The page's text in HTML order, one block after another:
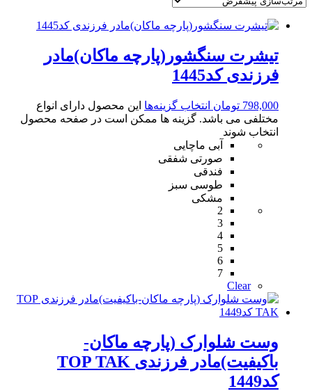
تیشرت سنگشور(پارچه ماکان)مادر
فرزندی کد1445
798,000 تومان انتخاب گزینه‌ها این محصول دارای انواع
مختلفی می باشد. گزینه ها ممکن است در صفحه محصول
انتخاب شوند
آبی ماچایی
صورتی شفقی
فندقی
طوسی سبز
مشکی
2
3
4
5
6
7
Clear
وست شلوارک (پارچه ماکان-
باکیفیت)مادر فرزندی TOP TAK
کد1449